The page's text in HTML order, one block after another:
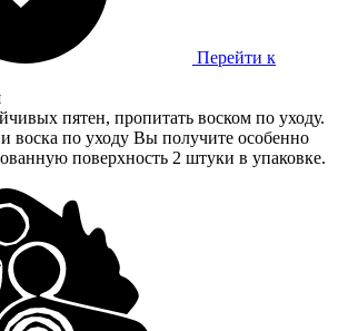
Перейти к
пятен, пропитать воском по уходу.
воска по уходу Вы получите особенно
поверхность 2 штуки в упаковке.